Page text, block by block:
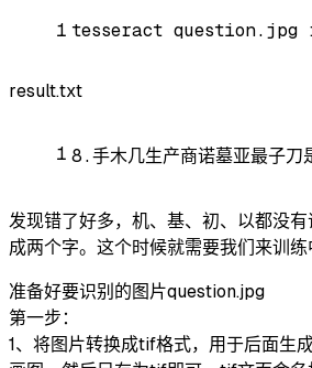
1 tesseract
result.txt
1 8.手木几生产商诺墓亚最子刀
发现错了好多，机、基、初、以都没
成两个字。这个时候就需要我们来训
准备好要识别的图片question.jpg
第一步：
1、将图片转换成tif格式，用于后面生